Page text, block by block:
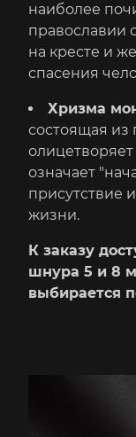
наиболее
православии
на кресте и
спасения
Хризма
состоящая из
означает
присутствие
жизни.
К заказу
шнура 5 и 8
выбирается